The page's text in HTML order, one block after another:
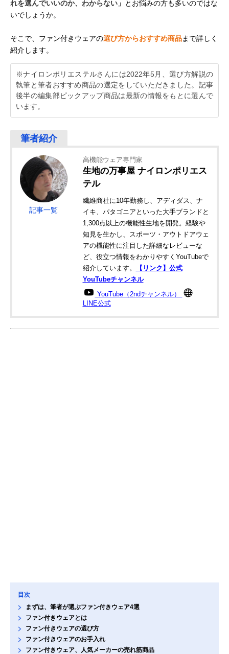
れを選んでいいのか、わからない」 とお悩みの方も多いのではな
いでしょうか。
そこで、ファン付きウェアの選び方からおすすめ商品まで詳しく
紹介します。
※ナイロンポリエステルさんには2022年5月、選び方解説の
執筆と筆者おすすめ商品の選定をしていただきました。記事
後半の編集部ピックアップ商品は最新の情報をもとに選んで
います。
記事一覧
高機能ウェア専門家
生地の万事屋 ナイロンポリエス
テル
繊維商社に10年勤務し、アディダス、ナ
イキ、パタゴニアといった大手ブランドと
1,300点以上の機能性生地を開発。経験や
知見を生かし、スポーツ・アウトドアウェ
アの機能性に注目した詳細なレビューな
ど、役立つ情報をわかりやすくYouTubeで
紹介しています。
【リンク】公式
YouTubeチャンネル
YouTube（2ndチャンネル）
LINE公式
目次
まずは、筆者が選ぶファン付きウェア4選
ファン付きウェアとは
ファン付きウェアの選び方
ファン付きウェアのお手入れ
ファン付きウェア、人気メーカーの売れ筋商品